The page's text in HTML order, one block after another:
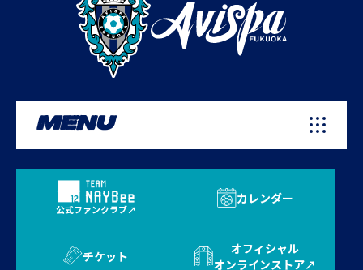
MENU
公式ファンクラブ
カレンダー
チケット
オフィシャル
オンラインストア